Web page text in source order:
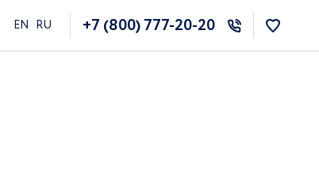
EN RU +7 (800) 777-20-20